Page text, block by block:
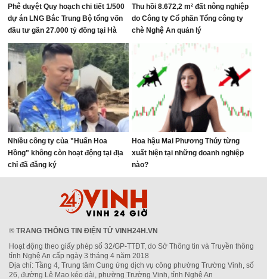
Phê duyệt Quy hoạch chi tiết 1/500
dự án LNG Bắc Trung Bộ tổng vốn
đầu tư gần 27.000 tỷ đồng tại Hà
Tĩnh
Thu hồi 8.672,2 m² đất nông nghiệp
do Công ty Cổ phần Tổng công ty
chè Nghệ An quản lý
Nhiều công ty của "Huấn Hoa
Hồng" không còn hoạt động tại địa
chỉ đã đăng ký
Hoa hậu Mai Phương Thúy từng
xuất hiện tại những doanh nghiệp
nào?
® TRANG THÔNG TIN ĐIỆN TỬ VINH24H.VN
Hoạt động theo giấy phép số 32/GP-TTĐT, do Sở Thông tin và Truyền thông
tỉnh Nghệ An cấp ngày 3 tháng 4 năm 2018
Địa chỉ: Tầng 4, Trung tâm Cung ứng dịch vụ công phường Trường Vinh, số
26, đường Lê Mao kéo dài, phường Trường Vinh, tỉnh Nghệ An